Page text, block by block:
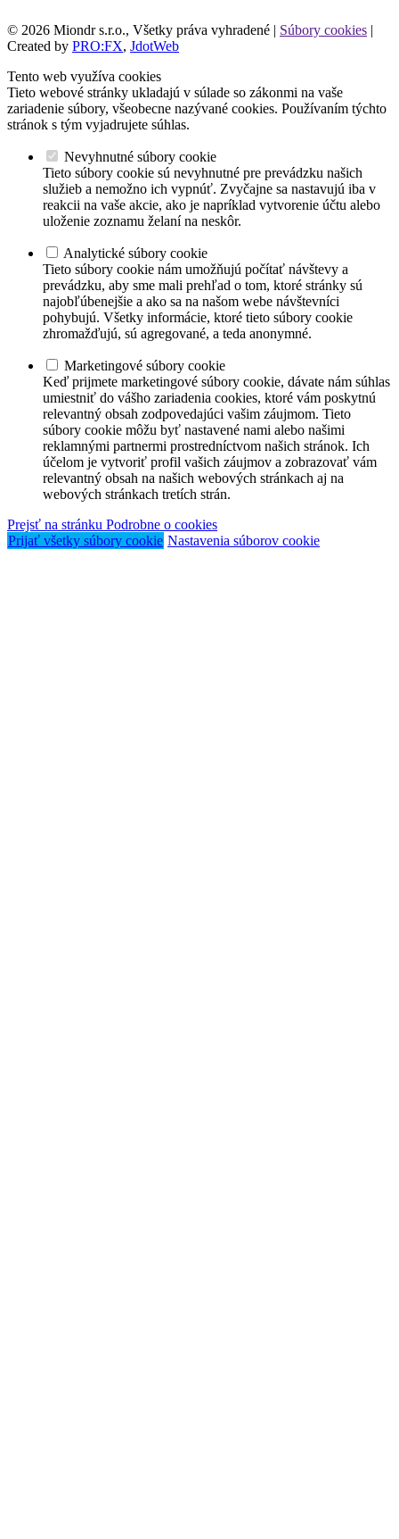
© 2026 Miondr s.r.o., Všetky práva vyhradené | Súbory cookies |
Created by PRO:FX, JdotWeb
Tento web využíva cookies
Tieto webové stránky ukladajú v súlade so zákonmi na vaše
zariadenie súbory, všeobecne nazývané cookies. Používaním týchto
stránok s tým vyjadrujete súhlas.
Nevyhnutné súbory cookie
Tieto súbory cookie sú nevyhnutné pre prevádzku našich
služieb a nemožno ich vypnúť. Zvyčajne sa nastavujú iba v
reakcii na vaše akcie, ako je napríklad vytvorenie účtu alebo
uloženie zoznamu želaní na neskôr.
Analytické súbory cookie
Tieto súbory cookie nám umožňujú počítať návštevy a
prevádzku, aby sme mali prehľad o tom, ktoré stránky sú
najobľúbenejšie a ako sa na našom webe návštevníci
pohybujú. Všetky informácie, ktoré tieto súbory cookie
zhromažďujú, sú agregované, a teda anonymné.
Marketingové súbory cookie
Keď prijmete marketingové súbory cookie, dávate nám súhlas
umiestniť do vášho zariadenia cookies, ktoré vám poskytnú
relevantný obsah zodpovedajúci vašim záujmom. Tieto
súbory cookie môžu byť nastavené nami alebo našimi
reklamnými partnermi prostredníctvom našich stránok. Ich
účelom je vytvoriť profil vašich záujmov a zobrazovať vám
relevantný obsah na našich webových stránkach aj na
webových stránkach tretích strán.
Prejsť na stránku Podrobne o cookies
Prijať všetky súbory cookie Nastavenia súborov cookie